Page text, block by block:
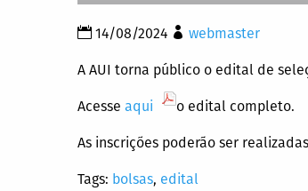
14/08/2024 webmaster
A AUI torna público o edital de
Acesse aqui o edital completo.
As inscrições poderão ser realizadas
Tags: bolsas, edital